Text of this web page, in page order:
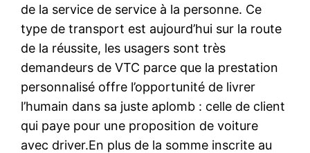
de la service de service à la personne. Ce
type de transport est aujourd’hui sur la route
de la réussite, les usagers sont très
demandeurs de VTC parce que la prestation
personnalisé offre l’opportunité de livrer
l’humain dans sa juste aplomb : celle de client
qui paye pour une proposition de voiture
avec driver.En plus de la somme inscrite au